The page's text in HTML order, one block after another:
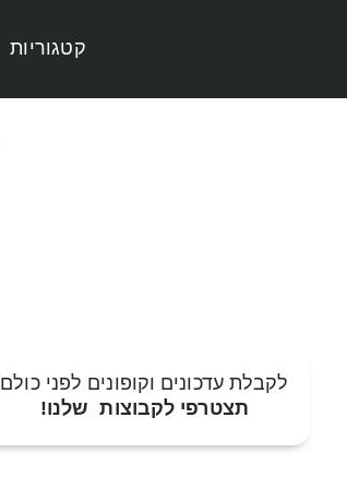
קטגוריות
לקבלת עדכונים וקופונים לפני כולם
תצטרפי לקבוצות שלנו!